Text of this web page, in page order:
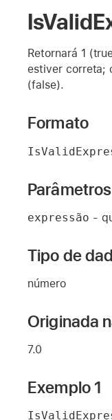
Retornará 1
estiver correta;
(false).
Formato
Parâmetros
expressão -
Tipo de
número
Originada
7.0
Exemplo 1